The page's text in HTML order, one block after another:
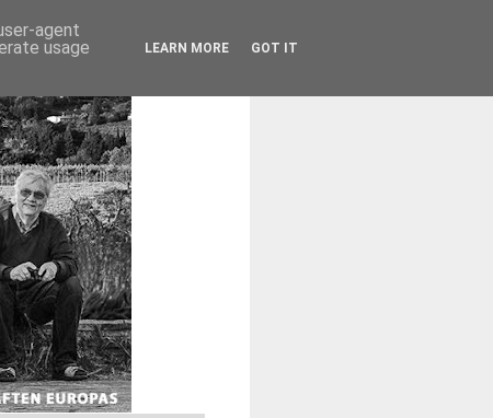
agent
usage
LEARN MORE GOT IT